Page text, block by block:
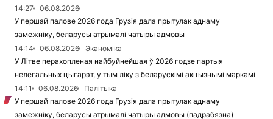
14:27
06.08.2026
У першай палове 2026 года Грузія дала прытулак аднаму
замежніку, беларусы атрымалі чатыры адмовы
14:14
06.08.2026
Эканоміка
У Літве перахопленая найбуйнейшая ў 2026 годзе партыя
нелегальных цыгарэт, у тым ліку з беларускімі акцызнымі маркамі
14:11
06.08.2026
Палітыка
У першай палове 2026 года Грузія дала прытулак аднаму
замежніку, беларусы атрымалі чатыры адмовы (падрабязна)